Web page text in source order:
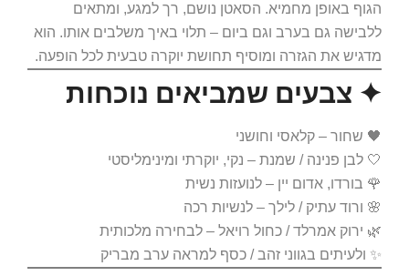
הגוף באופן מחמיא. הסאטן נושם, רך למגע, ומתאים
ללבישה גם בערב וגם ביום – תלוי באיך משלבים אותו. הוא
מדגיש את הגזרה ומוסיף תחושת יוקרה טבעית לכל הופעה.
✦ צבעים שמביאים נוכחות
🖤 שחור – קלאסי וחושני
🤍 לבן פנינה / שמנת – נקי, יוקרתי ומינימליסטי
🌹 בורדו, אדום יין – לנועזות נשית
🌸 ורוד עתיק / לילך – לנשיות רכה
🌿 ירוק אמרלד / כחול רויאל – לבחירה מלכותית
✨ ולעיתים בגווני זהב / כסף למראה ערב מבריק